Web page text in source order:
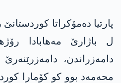
ل باژارێ مەهابادا
دامەزراندن،
محەمەد بوو کو کۆمارا